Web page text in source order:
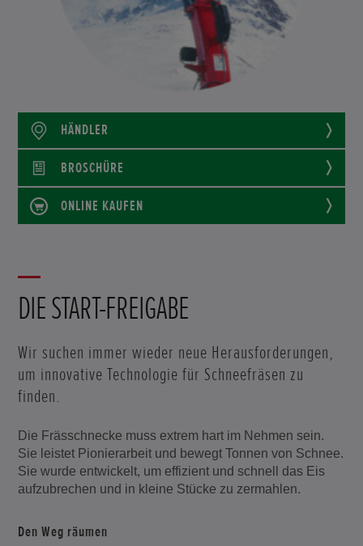
HÄNDLER
BROSCHÜRE
ONLINE KAUFEN
DIE START-FREIGABE
Wir suchen immer wieder neue Herausforderungen,
um innovative Technologie für Schneefräsen zu
finden.
Die Frässchnecke muss extrem hart im Nehmen sein.
Sie leistet Pionierarbeit und bewegt Tonnen von Schnee.
Sie wurde entwickelt, um effizient und schnell das Eis
aufzubrechen und in kleine Stücke zu zermahlen.
Den Weg räumen